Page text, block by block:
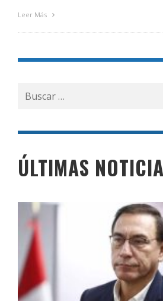
Leer Más
Buscar
por:
ÚLTIMAS